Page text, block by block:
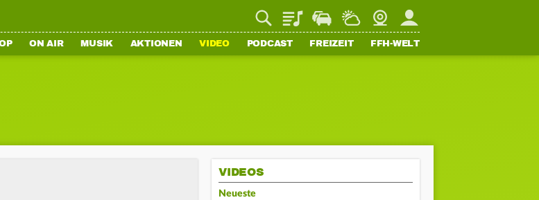
PlaylistStaupilotWetterWebcamMein FFH
ON AIR MUSIK AKTIONEN VIDEO PODCAST FREIZEIT FFH-WELT
VIDEOS
Neueste